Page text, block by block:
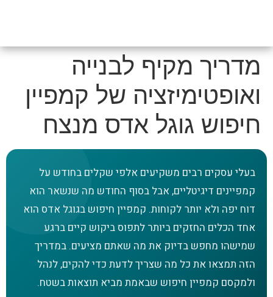
מדריך מקיף לבנייה
ואופטימיזציה של קמפיין
חיפוש גוגל אדס מנצח
בעלי עסקים רבים משקיעים אלפי שקלים בחודש על
קמפיינים דיגיטליים, אבל בסוף החודש מה שנשאר הוא
דוח יפה ולא יותר לקוחות. קמפיין חיפוש בגוגל אדס הוא
אחד הכלים החזקים ביותר לתפוס ביקוש קיים ברגע
שמישהו מחפש בדיוק את מה שאתם מציעים. במדריך
הזה תמצאו את כל מה שצריך לדעת כדי להקים, לנהל
ולמקסם קמפיין חיפוש שבאמת מביא תוצאות בשטח.